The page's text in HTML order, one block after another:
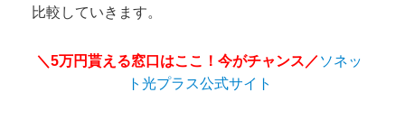
比較していきます。
＼5万円貰える窓口はここ！今がチャンス／ソネッ
ト光プラス公式サイト